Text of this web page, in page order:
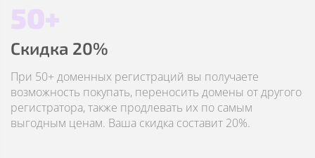
50+
Скидка 20%
При 50+ доменных регистраций вы получаете
возможность покупать, переносить домены от другого
регистратора, также продлевать их по самым
выгодным ценам. Ваша скидка составит 20%.